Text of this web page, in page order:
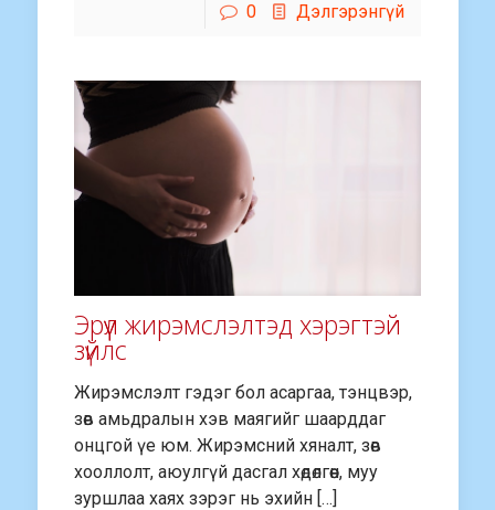
0 Дэлгэрэнгүй
Эрүүл жирэмслэлтэд хэрэгтэй
зүйлс
Жирэмслэлт гэдэг бол асаргаа, тэнцвэр,
зөв амьдралын хэв маягийг шаарддаг
онцгой үе юм. Жирэмсний хяналт, зөв
хооллолт, аюулгүй дасгал хөдөлгөөн, муу
зуршлаа хаях зэрэг нь эхийн […]